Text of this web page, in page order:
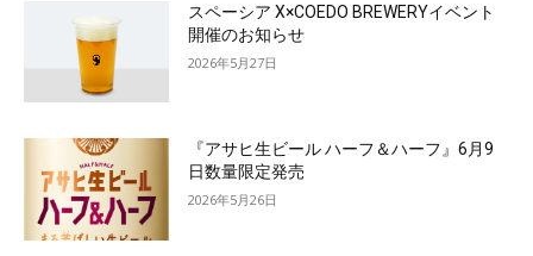
スペーシア X×COEDO BREWERYイベント
開催のお知らせ
2026年5月27日
『アサヒ生ビール ハーフ＆ハーフ』6月9
日数量限定発売
2026年5月26日